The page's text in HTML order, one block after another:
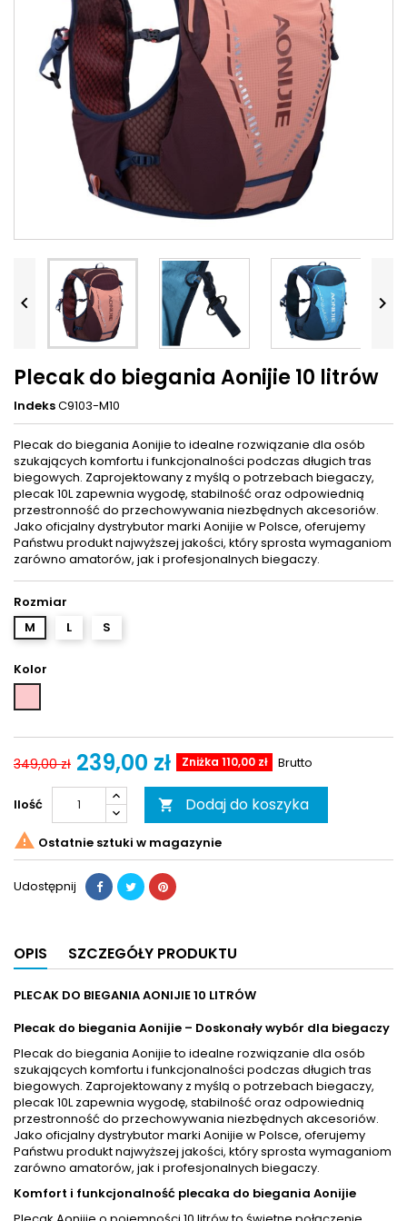
 
Plecak do biegania Aonijie 10 litrów
IndeksC9103-M10
Plecak do biegania Aonijie to idealne rozwiązanie dla osób
szukających komfortu i funkcjonalności podczas długich tras
biegowych. Zaprojektowany z myślą o potrzebach biegaczy,
plecak 10L zapewnia wygodę, stabilność oraz odpowiednią
przestronność do przechowywania niezbędnych akcesoriów.
Jako oficjalny dystrybutor marki Aonijie w Polsce, oferujemy
Państwu produkt najwyższej jakości, który sprosta wymaganiom
zarówno amatorów, jak i profesjonalnych biegaczy.
Rozmiar
M
L S
Kolor
349,00 zł 239,00 zł Zniżka 110,00 zł Brutto
Ilość  Dodaj do koszyka
 Ostatnie sztuki w magazynie
Udostępnij
OPIS SZCZEGÓŁY PRODUKTU
PLECAK DO BIEGANIA AONIJIE 10 LITRÓW
Plecak do biegania Aonijie – Doskonały wybór dla biegaczy
Plecak do biegania Aonijie to idealne rozwiązanie dla osób
szukających komfortu i funkcjonalności podczas długich tras
biegowych. Zaprojektowany z myślą o potrzebach biegaczy,
plecak 10L zapewnia wygodę, stabilność oraz odpowiednią
przestronność do przechowywania niezbędnych akcesoriów.
Jako oficjalny dystrybutor marki Aonijie w Polsce, oferujemy
Państwu produkt najwyższej jakości, który sprosta wymaganiom
zarówno amatorów, jak i profesjonalnych biegaczy.
Komfort i funkcjonalność plecaka do biegania Aonijie